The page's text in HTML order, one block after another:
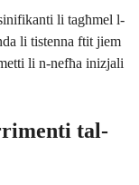
li tagħmel l-
li tistenna ftit jiem
li n-nefħa inizjali
tal-